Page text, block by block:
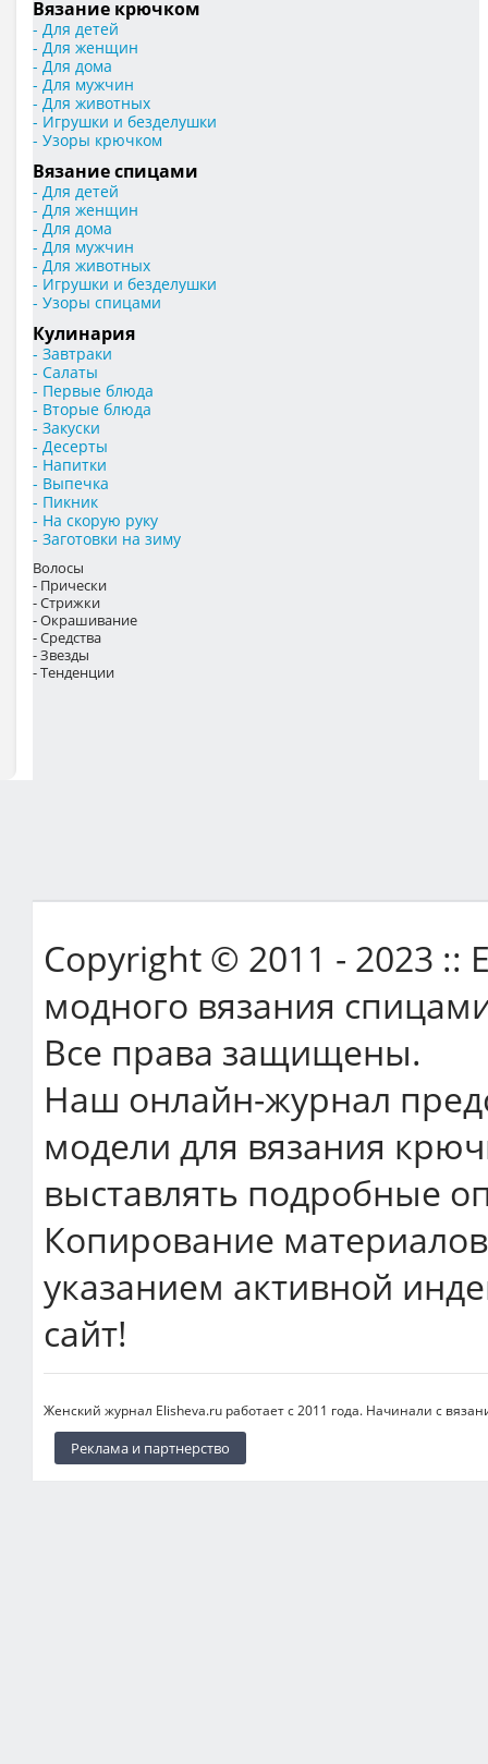
Вязание крючком
- Для детей
- Для женщин
- Для дома
- Для мужчин
- Для животных
- Игрушки и безделушки
- Узоры крючком
Вязание спицами
- Для детей
- Для женщин
- Для дома
- Для мужчин
- Для животных
- Игрушки и безделушки
- Узоры спицами
Кулинария
- Завтраки
- Салаты
- Первые блюда
- Вторые блюда
- Закуски
- Десерты
- Напитки
- Выпечка
- Пикник
- На скорую руку
- Заготовки на зиму
Волосы
- Прически
- Стрижки
- Окрашивание
- Средства
- Звезды
- Тенденции
Copyright © 2011 - 2023 ::
модного вязания
Все права защищены.
Наш онлайн-журнал
модели для вязания
выставлять подробные
Копирование
указанием активной
сайт!
Женский журнал Elisheva.ru работает с 2011 года. Начинали с
Реклама и партнерство